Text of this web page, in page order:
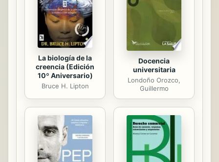
serie de evaluaciones y guías
prácticas que te ayudan a
personalizar tu plan y te permite
escribir las...
La biología de la
creencia (Edición
10º Aniversario)
Bruce H. Lipton
Docencia
universitaria
Londoño Orozco,
Guillermo